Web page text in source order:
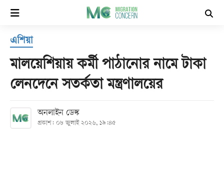
হোম
সর্বশেষ
বিভাগ
এশিয়া
মালয়েশিয়ায় কর্মী পাঠানোর নামে টাকা
লেনদেনে সতর্কতা মন্ত্রণালয়ের
অনলাইন ডেস্ক
প্রকাশ: ০৮ জুলাই ২০২৬, ১৯:৪৫